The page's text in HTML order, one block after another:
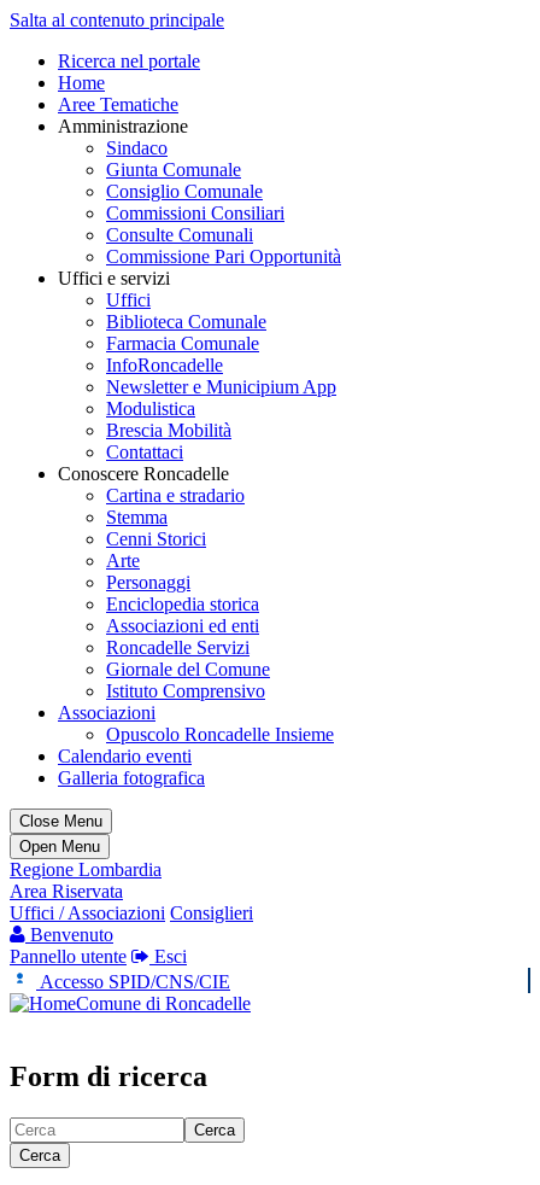
Salta al contenuto principale
Ricerca nel portale
Home
Aree Tematiche
Amministrazione
Sindaco
Giunta Comunale
Consiglio Comunale
Commissioni Consiliari
Consulte Comunali
Commissione Pari Opportunità
Uffici e servizi
Uffici
Biblioteca Comunale
Farmacia Comunale
InfoRoncadelle
Newsletter e Municipium App
Modulistica
Brescia Mobilità
Contattaci
Conoscere Roncadelle
Cartina e stradario
Stemma
Cenni Storici
Arte
Personaggi
Enciclopedia storica
Associazioni ed enti
Roncadelle Servizi
Giornale del Comune
Istituto Comprensivo
Associazioni
Opuscolo Roncadelle Insieme
Calendario eventi
Galleria fotografica
Close Menu
Open Menu
Regione Lombardia
Area Riservata
Uffici / Associazioni Consiglieri
Benvenuto
Pannello utente
Esci
Accesso SPID/CNS/CIE
Comune di Roncadelle
Form di ricerca
Cerca
Cerca